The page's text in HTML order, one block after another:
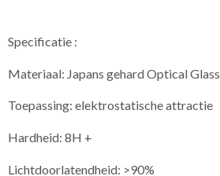
Specificatie :
Materiaal: Japans gehard Optical Glass
Toepassing: elektrostatische attractie
Hardheid: 8H +
Lichtdoorlatendheid: >90%